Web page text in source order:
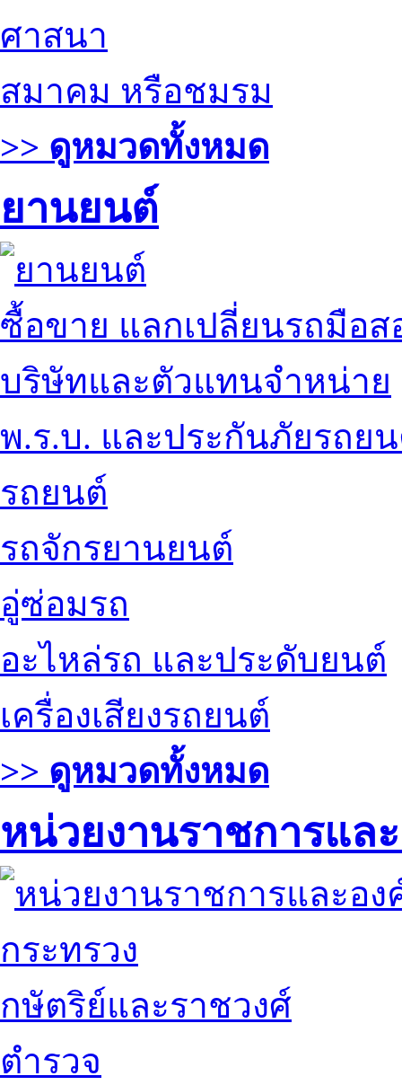
ศาสนา
สมาคม หรือชมรม
>> ดูหมวดทั้งหมด
ยานยนต์
ซื้อขาย แลกเปลี่ยนรถมือส
บริษัทและตัวแทนจำหน่าย
พ.ร.บ. และประกันภัยรถย
รถยนต์
รถจักรยานยนต์
อู่ซ่อมรถ
อะไหล่รถ และประดับยนต์
เครื่องเสียงรถยนต์
>> ดูหมวดทั้งหมด
หน่วยงานราชการแล
กระทรวง
กษัตริย์และราชวงศ์
ตำรวจ